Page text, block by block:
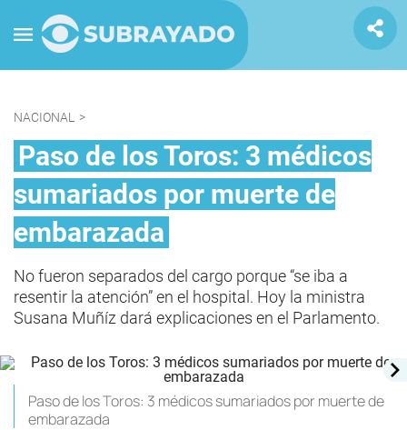
NACIONAL >
Paso de los Toros: 3 médicos
sumariados por muerte de
embarazada
No fueron separados del cargo porque “se iba a
resentir la atención” en el hospital. Hoy la ministra
Susana Muñíz dará explicaciones en el Parlamento.
Paso de los Toros: 3 médicos sumariados por muerte de
embarazada